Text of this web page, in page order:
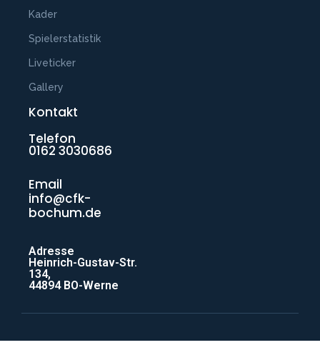
Kader
Spielerstatistik
Liveticker
Gallery
Kontakt
Telefon
0162 3030686
Email
info@cfk-
bochum.de
Adresse
Heinrich-Gustav-Str.
134,
44894 BO-Werne